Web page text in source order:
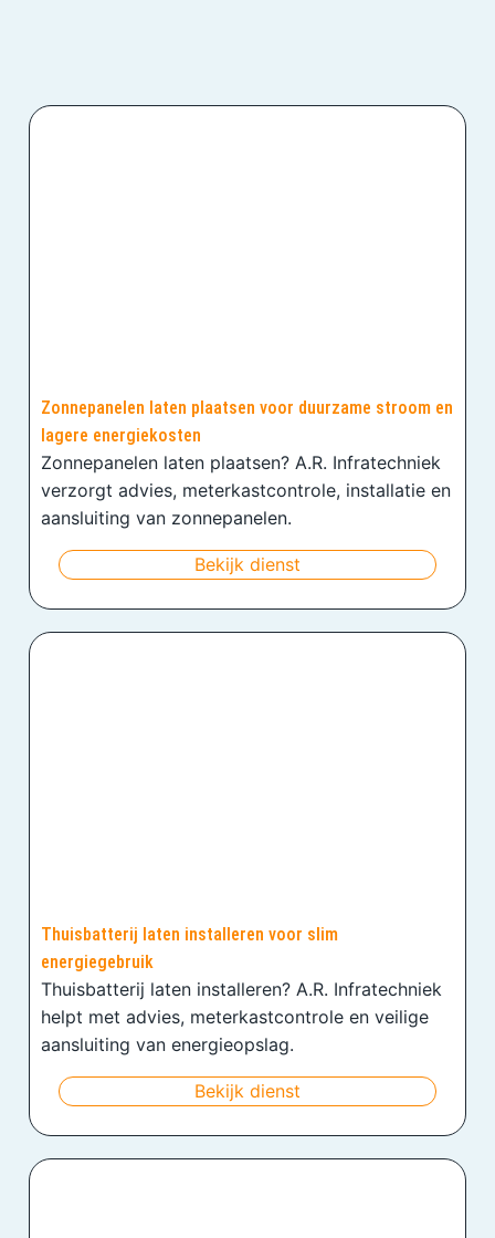
Zonnepanelen laten plaatsen voor duurzame stroom en
lagere energiekosten
Zonnepanelen laten plaatsen? A.R. Infratechniek
verzorgt advies, meterkastcontrole, installatie en
aansluiting van zonnepanelen.
Bekijk dienst
Thuisbatterij laten installeren voor slim
energiegebruik
Thuisbatterij laten installeren? A.R. Infratechniek
helpt met advies, meterkastcontrole en veilige
aansluiting van energieopslag.
Bekijk dienst